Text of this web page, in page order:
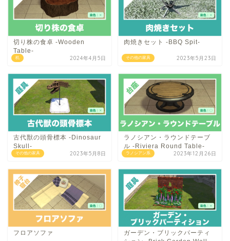
机
切り株の食卓 -Wooden
Table-
2024年4月5日 その他の家具
肉焼きセット -BBQ Spit-
2023年5月23日
その他の家具
古代獣の頭骨標本 -Dinosaur
Skull-
2023年5月8日 ラノシアン系
ラノシアン・ラウンドテーブ
ル -Riviera Round Table-
2023年12月26日
フロアソファ
ガーデン・ブリックパーティ